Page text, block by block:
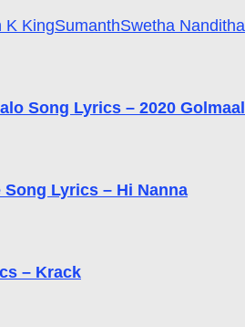
K KingSumanthSwetha Nanditha
Song Lyrics – 2020 Golmaal
Song Lyrics – Hi Nanna
– Krack